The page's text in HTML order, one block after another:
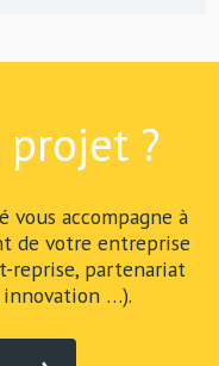
projet ?
vous accompagne à
de votre entreprise
reprise, partenariat
…).